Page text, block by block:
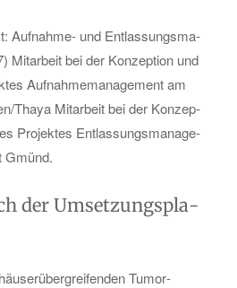
Auf­nah­me- und Ent­las­sungs­ma­
Mit­ar­beit bei der Kon­zep­ti­on und
Auf­nah­me­ma­nage­ment am
Thaya Mit­ar­beit bei der Kon­zep­
Pro­jek­tes Ent­las­sungs­ma­nage­
Gmünd.
der Um­set­zungs­pla­
Tu­mor­